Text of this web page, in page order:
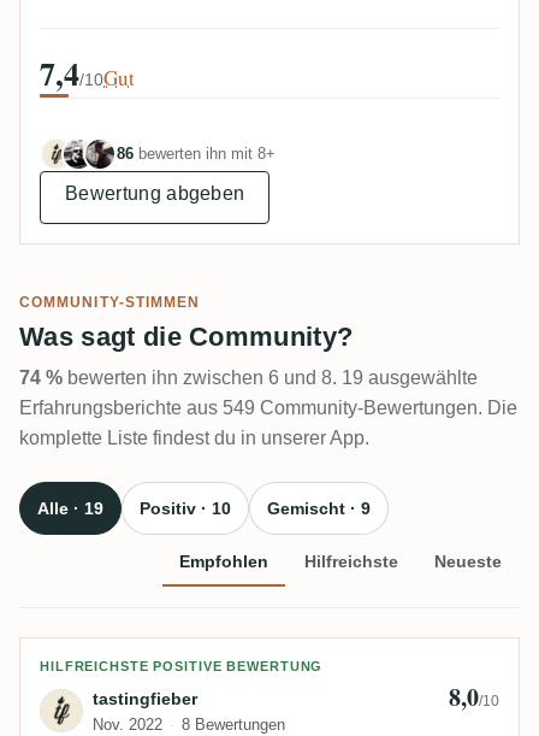
7,4/10Gut
86 bewerten ihn mit 8+
Bewertung abgeben
COMMUNITY-STIMMEN
Was sagt die Community?
74 % bewerten ihn zwischen 6 und 8. 19 ausgewählte
Erfahrungsberichte aus 549 Community-Bewertungen. Die
komplette Liste findest du in unserer App.
Alle · 19 Positiv · 10 Gemischt · 9
Empfohlen Hilfreichste Neueste
Bewertung von tastingfieber
HILFREICHSTE POSITIVE BEWERTUNG
tastingfieber
Nov. 2022 8 Bewertungen
8,0/10